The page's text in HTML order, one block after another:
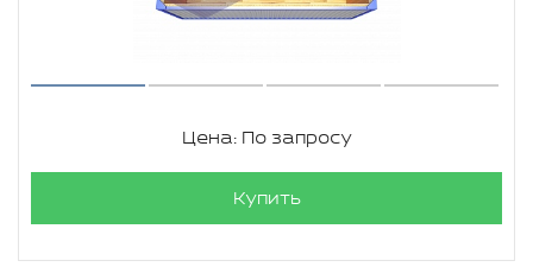
Цена: По запросу
Купить